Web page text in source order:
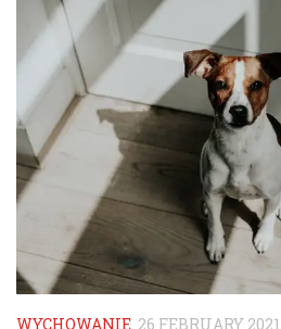
WYCHOWANIE 26 FEBRUARY 2021